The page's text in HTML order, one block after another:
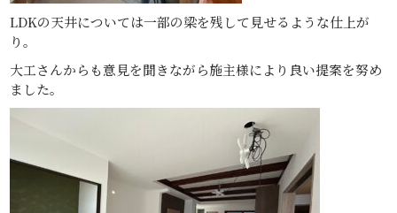
LDKの天井については一部の梁を残して見せるような仕上が
り。
大工さんからも意見を聞きながら施主様により良い提案を努め
ました。